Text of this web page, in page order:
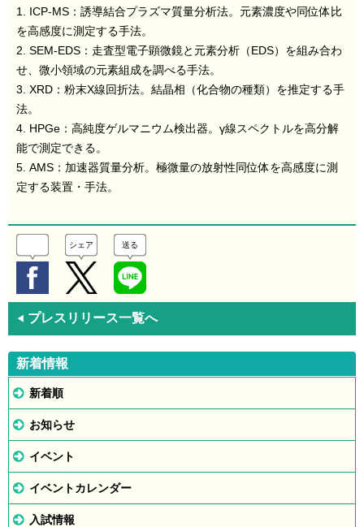
1. ICP-MS：誘導結合プラズマ質量分析法。元素濃度や同位体比
を高感度に測定する手法。
2. SEM-EDS：走査型電子顕微鏡と元素分析（EDS）を組み合わ
せ、微小領域の元素組成を調べる手法。
3. XRD：粉末X線回折法。結晶相（化合物の種類）を推定する手
法。
4. HPGe：高純度ゲルマニウム検出器。γ線スペクトルを高分解
能で測定できる。
5. AMS：加速器質量分析。極微量の放射性同位体を高感度に測
定する装置・手法。
シェア 送る
◀ プレスリリース一覧へ
新着情報
新着順
お知らせ
イベント
イベントカレンダー
入試情報